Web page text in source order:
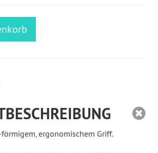
ergonomischem Griff.